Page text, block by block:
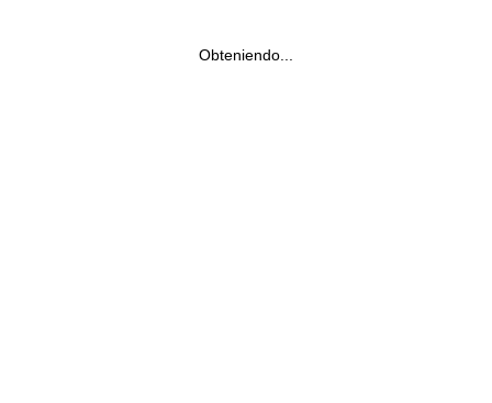
Obteniendo...